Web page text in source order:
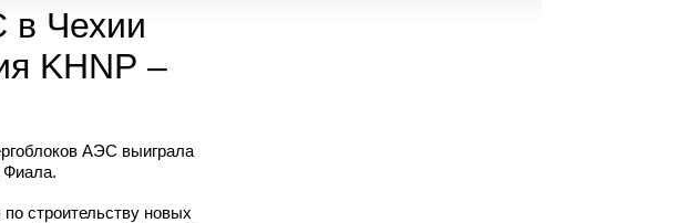
в Чехии
KHNP –
АЭС выиграла
Фиала.
строительству новых